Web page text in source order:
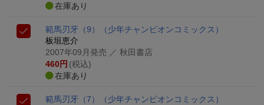
在庫あり
範馬刃牙（9）
（少年チャンピオンコミックス）
板垣恵介
2007年09月発売 ／ 秋田書店
460円 (税込)
在庫あり
範馬刃牙（7）
（少年チャンピオンコミックス）